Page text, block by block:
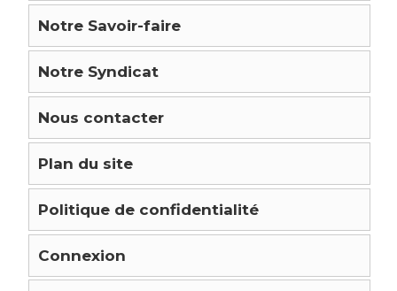
Notre Savoir-faire
Notre Syndicat
Nous contacter
Plan du site
Politique de confidentialité
Connexion